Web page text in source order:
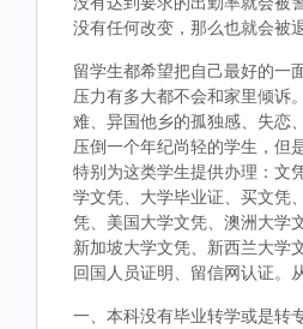
没有任何改变，那么也就会被
留学生都希望把自己最好的一
压力有多大都不会和家里倾诉
难、异国他乡的孤独感、失恋
压倒一个年纪尚轻的学生，但
特别为这类学生提供办理：文
学文凭、大学毕业证、买文凭
凭、美国大学文凭、澳洲大学
新加坡大学文凭、新西兰大学
回国人员证明、留信网认证。
一、本科没有毕业转学或是转